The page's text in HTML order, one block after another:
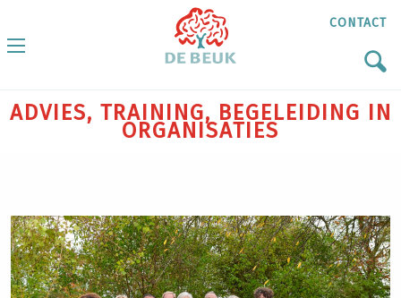
CONTACT
ADVIES, TRAINING, BEGELEIDING IN
ORGANISATIES